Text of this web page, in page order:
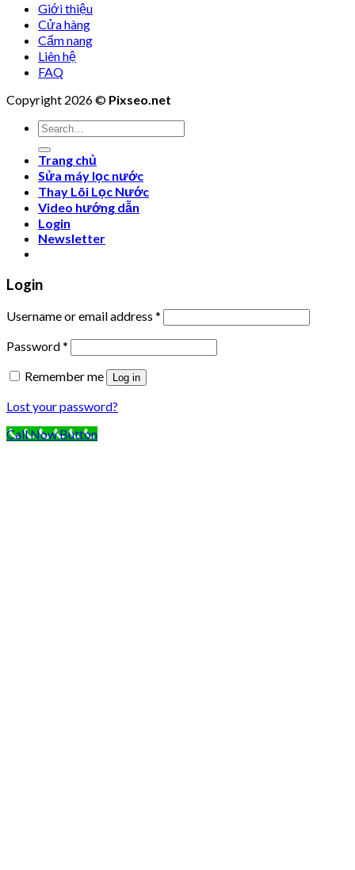
Giới thiệu
Cửa hàng
Cẩm nang
Liên hệ
FAQ
Copyright 2026 © Pixseo.net
Search
for:
Trang chủ
Sửa máy lọc nước
Thay Lõi Lọc Nước
Video hướng dẫn
Login
Newsletter
Login
Username or email address *
Password*
Remember me
Log in
Lost your password?
Call Now Button